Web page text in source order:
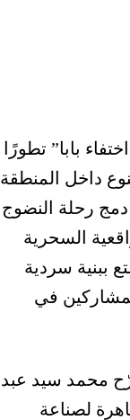
بابا” تطورًا
داخل المنطقة
دمج رحلة النضوج
السحرية
ببنية سردية
في
محمد سيد عبد
لصناعة